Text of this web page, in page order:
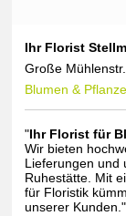
Ihr Florist
Große
Blumen &
"Ihr Florist für
Wir bieten
Lieferungen und
Ruhestätte. Mit
für Floristik
unserer Kunden."